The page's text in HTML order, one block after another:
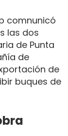
comnunicó
las dos
de Punta
de
de
buques de